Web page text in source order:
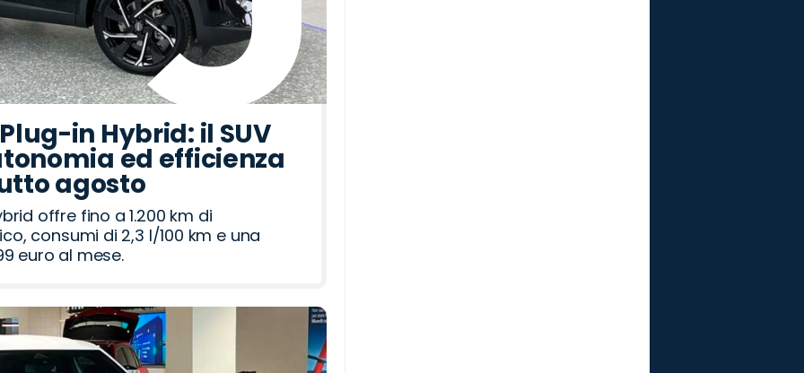
in Hybrid: il SUV
ed efficienza
agosto
offre fino a 1.200 km di
consumi di 2,3 l/100 km e una
euro al mese.